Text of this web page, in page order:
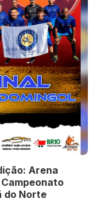
Arena
do Norte